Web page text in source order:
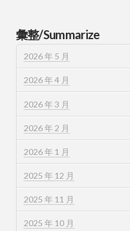
彙整/Summarize
2026 年 5 月
2026 年 4 月
2026 年 3 月
2026 年 2 月
2026 年 1 月
2025 年 12 月
2025 年 11 月
2025 年 10 月